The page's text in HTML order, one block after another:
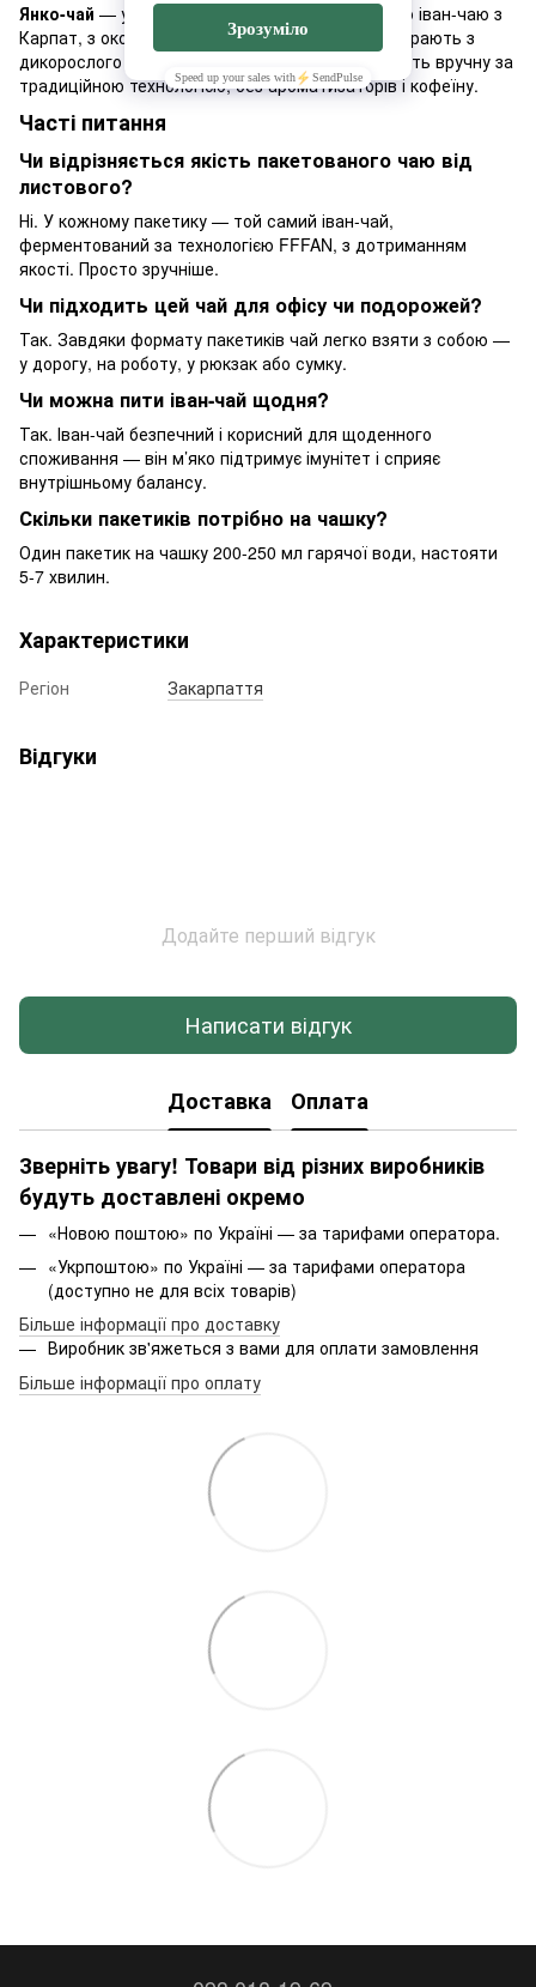
Янко-чай — український бренд ферментованого іван-чаю з
Карпат, з околиць Хуста на Закарпатті. Чай збирають з
дикорослого кипрію вузьколистого і ферментують вручну за
традиційною технологією, без ароматизаторів і кофеїну.
Часті питання
Чи відрізняється якість пакетованого чаю від
листового?
Ні. У кожному пакетику — той самий іван-чай,
ферментований за технологією FFFAN, з дотриманням
якості. Просто зручніше.
Чи підходить цей чай для офісу чи подорожей?
Так. Завдяки формату пакетиків чай легко взяти з собою —
у дорогу, на роботу, у рюкзак або сумку.
Чи можна пити іван-чай щодня?
Так. Іван-чай безпечний і корисний для щоденного
споживання — він м’яко підтримує імунітет і сприяє
внутрішньому балансу.
Скільки пакетиків потрібно на чашку?
Один пакетик на чашку 200-250 мл гарячої води, настояти
5-7 хвилин.
Характеристики
Регіон Закарпаття
Відгуки
Додайте перший відгук
Написати відгук
Доставка Оплата
Зверніть увагу! Товари від різних виробників
будуть доставлені окремо
«Новою поштою» по Україні — за тарифами оператора.
«Укрпоштою» по Україні — за тарифами оператора
(доступно не для всіх товарів)
Більше інформації про доставку
Виробник зв'яжеться з вами для оплати замовлення
Більше інформації про оплату